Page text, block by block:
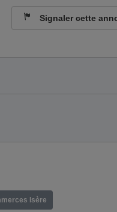
Signaler cette
Isère